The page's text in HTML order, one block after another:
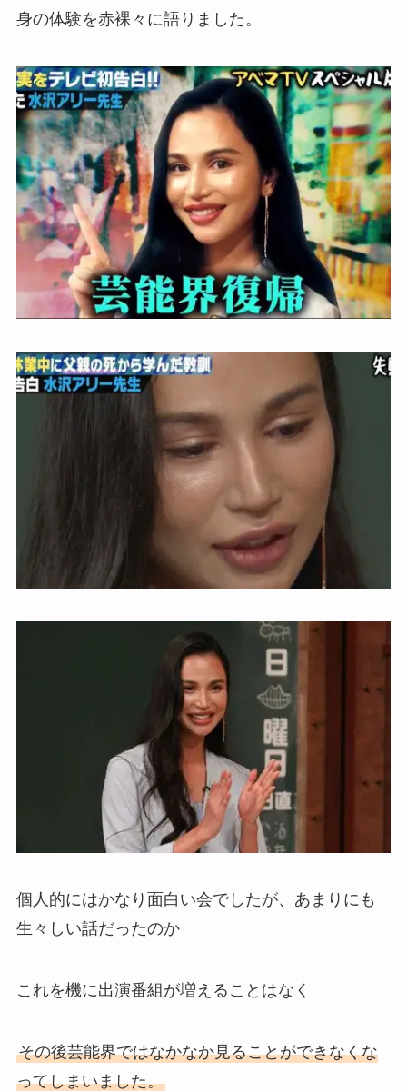
身の体験を赤裸々に語りました。
個人的にはかなり面白い会でしたが、あまりにも
生々しい話だったのか
これを機に出演番組が増えることはなく
その後芸能界ではなかなか見ることができなくな
ってしまいました。